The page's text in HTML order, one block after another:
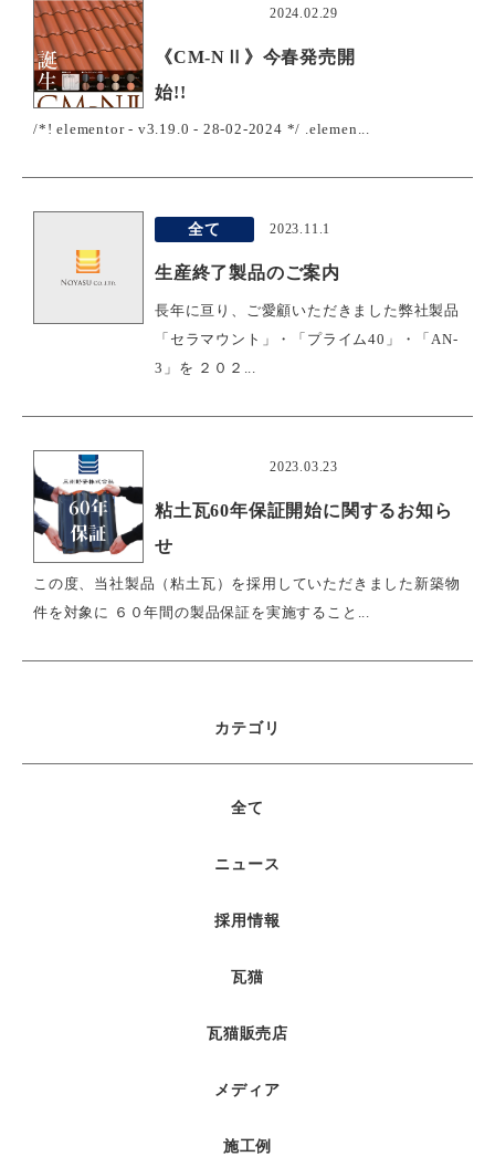
2024.02.29
《CM-NⅡ》今春発売開
始!!
/*! elementor - v3.19.0 - 28-02-2024 */ .elemen...
全て 2023.11.1
生産終了製品のご案内
長年に亘り、ご愛顧いただきました弊社製品
「セラマウント」・「プライム40」・「AN-
3」を ２０２...
2023.03.23
粘土瓦60年保証開始に関するお知ら
せ
この度、当社製品（粘土瓦）を採用していただきました新築物
件を対象に ６０年間の製品保証を実施すること...
カテゴリ
全て
ニュース
採用情報
瓦猫
瓦猫販売店
メディア
施工例